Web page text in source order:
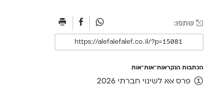
שתפו:
הכתבות הנקראות־אות־אות
פרס אאא לשינוי חברתי 2026